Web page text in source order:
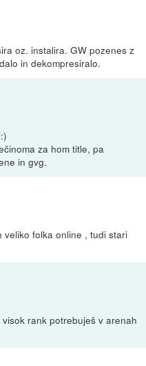
oz. instalira. GW pozenes z
in dekompresiralo.
za hom title, pa
in gvg.
folka online , tudi stari
rank potrebuješ v arenah